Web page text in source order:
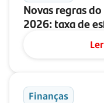
Novas regras
2026: taxa de
Finanças